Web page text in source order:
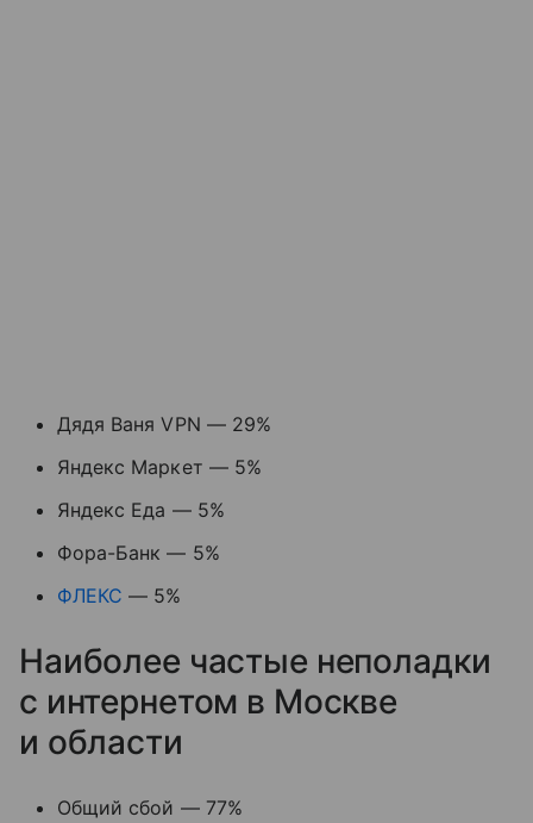
Дядя Ваня VPN — 29%
Яндекс Маркет — 5%
Яндекс Еда — 5%
Фора-Банк — 5%
ФЛЕКС — 5%
Наиболее частые неполадки
с интернетом в Москве
и области
Общий сбой — 77%